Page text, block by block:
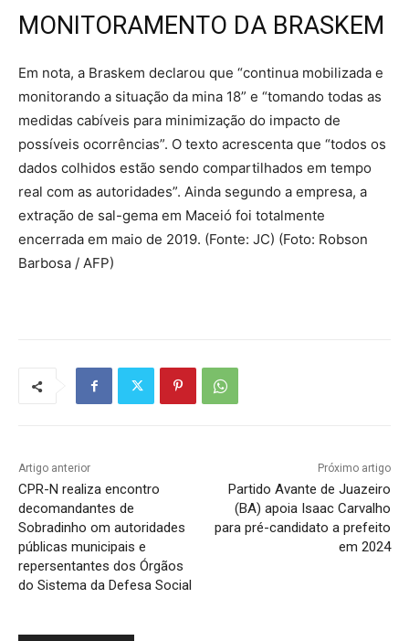
MONITORAMENTO DA BRASKEM
Em nota, a Braskem declarou que “continua mobilizada e
monitorando a situação da mina 18” e “tomando todas as
medidas cabíveis para minimização do impacto de
possíveis ocorrências”. O texto acrescenta que “todos os
dados colhidos estão sendo compartilhados em tempo
real com as autoridades”. Ainda segundo a empresa, a
extração de sal-gema em Maceió foi totalmente
encerrada em maio de 2019. (Fonte: JC) (Foto: Robson
Barbosa / AFP)
Artigo anterior
CPR-N realiza encontro
decomandantes de
Sobradinho om autoridades
públicas municipais e
repersentantes dos Órgãos
do Sistema da Defesa Social
Próximo artigo
Partido Avante de Juazeiro
(BA) apoia Isaac Carvalho
para pré-candidato a prefeito
em 2024